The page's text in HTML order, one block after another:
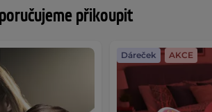
přikoupit
Dáreček AKCE